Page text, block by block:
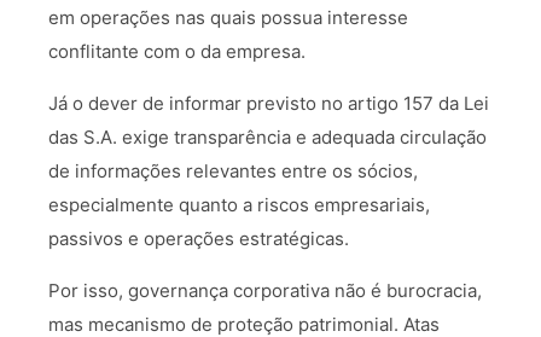
em operações nas quais possua interesse
conflitante com o da empresa.
Já o dever de informar previsto no artigo 157 da Lei
das S.A. exige transparência e adequada circulação
de informações relevantes entre os sócios,
especialmente quanto a riscos empresariais,
passivos e operações estratégicas.
Por isso, governança corporativa não é burocracia,
mas mecanismo de proteção patrimonial. Atas